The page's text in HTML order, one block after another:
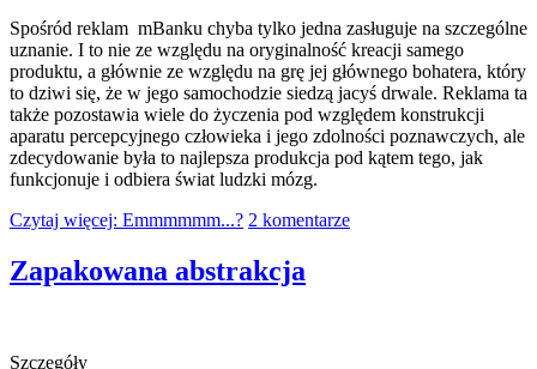
Spośród reklam mBanku chyba tylko jedna zasługuje na szczególne
uznanie. I to nie ze względu na oryginalność kreacji samego
produktu, a głównie ze względu na grę jej głównego bohatera, który
to dziwi się, że w jego samochodzie siedzą jacyś drwale. Reklama ta
także pozostawia wiele do życzenia pod względem konstrukcji
aparatu percepcyjnego człowieka i jego zdolności poznawczych, ale
zdecydowanie była to najlepsza produkcja pod kątem tego, jak
funkcjonuje i odbiera świat ludzki mózg.
Czytaj więcej: Emmmmmm...? 2 komentarze
Zapakowana abstrakcja
Szczegóły